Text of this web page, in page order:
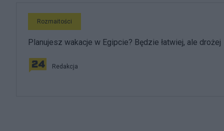
Rozmaitości
Planujesz wakacje w Egipcie? Będzie łatwiej, ale drożej
Redakcja